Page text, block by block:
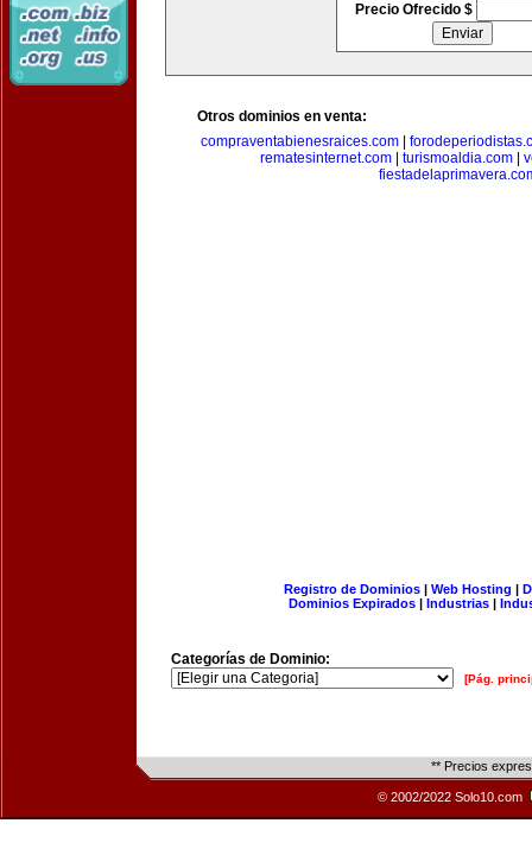
Precio Ofrecido $
Otros dominios en venta:
compraventabienesraices.com
rematesinternet.com| turismoaldia.com|
Registro de Dominios| Web Hosting |
Dominios Expirados | Industrias |
Categorías de Dominio:
[Pág.
** Precios
© 2002/2022 Solo10.com